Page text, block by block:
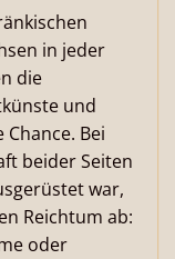
in jeder
die
und
Bei
beider Seiten
war,
Reichtum ab:
oder